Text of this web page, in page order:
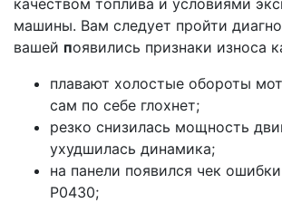
качеством топлива и условиями
машины. Вам следует пройти
вашей появились признаки износа
плавают холостые обороты
сам по себе глохнет;
резко снизилась мощность
ухудшилась динамика;
на панели появился чек
Р0430;